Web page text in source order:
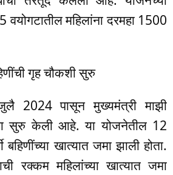
महिलांना दरमहा 1500
गृह चौकशी सुरु
2024 पासून मुख्यमंत्री माझी
सुरु केली आहे. या योजनेतील 12
बहिणींच्या खात्यात जमा झाली होता.
रक्कम महिलांच्या खात्यात जमा